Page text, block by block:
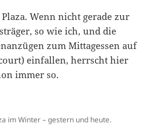
Wenn nicht gerade zur
so wie ich, und die
zum Mittagessen auf
einfallen, herrscht hier
immer so.
im Winter – gestern und heute.